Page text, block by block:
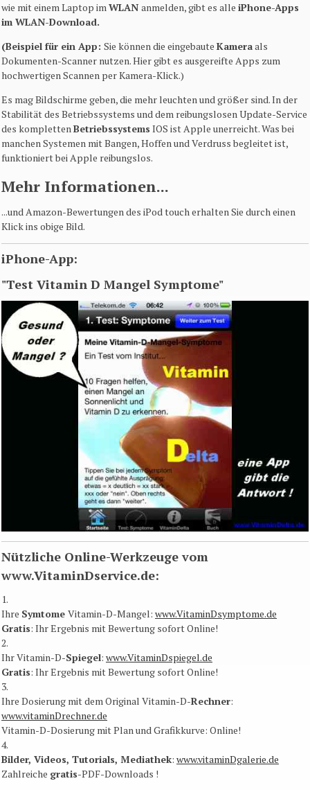
wie mit einem Laptop imWLAN anmelden, gibt es alle iPhone-Apps
im WLAN-Download.
(Beispiel für ein App: Sie können die eingebaute Kameraals
Dokumenten-Scanner nutzen. Hier gibt es ausgereifte Apps zum
hochwertigen Scannen per Kamera-Klick.)
Es mag Bildschirme geben, die mehr leuchten und größer sind. In der
Stabilität des Betriebssystems und dem reibungslosen Update-Service
des komplettenBetriebssystems IOS ist Apple unerreicht. Was bei
manchen Systemen mit Bangen, Hoffen und Verdruss begleitet ist,
funktioniert bei Apple reibungslos.
Mehr Informationen...
...und Amazon-Bewertungen des iPod touch erhalten Sie durch einen
Klick ins obige Bild.
iPhone-App:
"Test Vitamin D Mangel Symptome"
Nützliche Online-Werkzeuge vom
www.VitaminDservice.de:
1.
Ihre Symtome Vitamin-D-Mangel: www.VitaminDsymptome.de
Gratis: Ihr Ergebnis mit Bewertung sofort Online​!
2.
Ihr Vitamin-D-Spiegel: www.VitaminDspiegel.de
Gratis: Ihr Ergebnis mit Bewertung sofort Online​!
3.
Ihre Dosierung mit dem Original Vitamin-D-Rechner:
www.vitaminDrechner.de
Vitamin-D-Dosierung mit Plan und Grafikkurve: Online​!
4.
Bilder, Videos, Tutorials, Mediathek: www.vitaminDgalerie.de
Zahlreiche gratis-PDF-Downloads !